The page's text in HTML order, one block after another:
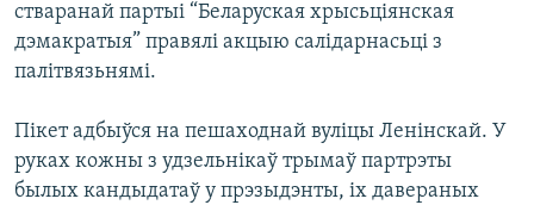
стваранай партыі “Беларуская хрысьціянская
дэмакратыя” правялі акцыю салідарнасьці з
палітвязьнямі.
Пікет адбыўся на пешаходнай вуліцы Ленінскай. У
руках кожны з удзельнікаў трымаў партрэты
былых кандыдатаў у прэзыдэнты, іх давераных